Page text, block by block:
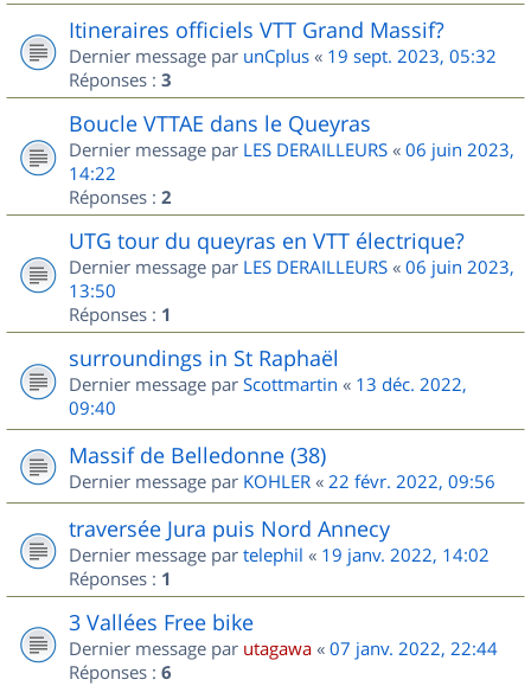
Itineraires officiels VTT Grand Massif?
Dernier message par unCplus « 19 sept. 2023, 05:32
Réponses : 3
Boucle VTTAE dans le Queyras
Dernier message par LES DERAILLEURS « 06 juin 2023,
14:22
Réponses : 2
UTG tour du queyras en VTT électrique?
Dernier message par LES DERAILLEURS « 06 juin 2023,
13:50
Réponses : 1
surroundings in St Raphaël
Dernier message par Scottmartin « 13 déc. 2022,
09:40
Massif de Belledonne (38)
Dernier message par KOHLER « 22 févr. 2022, 09:56
traversée Jura puis Nord Annecy
Dernier message par telephil « 19 janv. 2022, 14:02
Réponses : 1
3 Vallées Free bike
Dernier message par utagawa « 07 janv. 2022, 22:44
Réponses : 6